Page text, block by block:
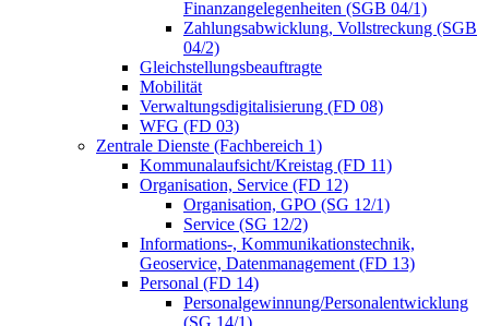
Finanzangelegenheiten (SGB 04/1)
Zahlungsabwicklung, Vollstreckung (SGB
04/2)
Gleichstellungsbeauftragte
Mobilität
Verwaltungsdigitalisierung (FD 08)
WFG (FD 03)
Zentrale Dienste (Fachbereich 1)
Kommunalaufsicht/Kreistag (FD 11)
Organisation, Service (FD 12)
Organisation, GPO (SG 12/1)
Service (SG 12/2)
Informations-, Kommunikationstechnik,
Geoservice, Datenmanagement (FD 13)
Personal (FD 14)
Personalgewinnung/Personalentwicklung